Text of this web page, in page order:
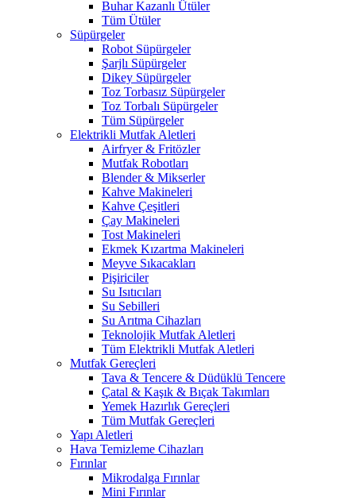
Buhar Kazanlı Ütüler
Tüm Ütüler
Süpürgeler
Robot Süpürgeler
Şarjlı Süpürgeler
Dikey Süpürgeler
Toz Torbasız Süpürgeler
Toz Torbalı Süpürgeler
Tüm Süpürgeler
Elektrikli Mutfak Aletleri
Airfryer & Fritözler
Mutfak Robotları
Blender & Mikserler
Kahve Makineleri
Kahve Çeşitleri
Çay Makineleri
Tost Makineleri
Ekmek Kızartma Makineleri
Meyve Sıkacakları
Pişiriciler
Su Isıtıcıları
Su Sebilleri
Su Arıtma Cihazları
Teknolojik Mutfak Aletleri
Tüm Elektrikli Mutfak Aletleri
Mutfak Gereçleri
Tava & Tencere & Düdüklü Tencere
Çatal & Kaşık & Bıçak Takımları
Yemek Hazırlık Gereçleri
Tüm Mutfak Gereçleri
Yapı Aletleri
Hava Temizleme Cihazları
Fırınlar
Mikrodalga Fırınlar
Mini Fırınlar